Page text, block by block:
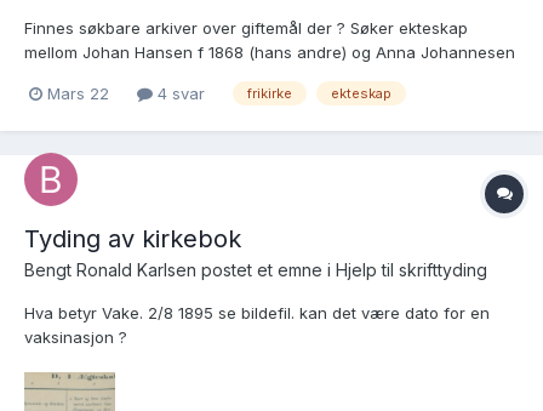
Finnes søkbare arkiver over giftemål der ? Søker ekteskap
mellom Johan Hansen f 1868 (hans andre) og Anna Johannesen
død 13.04.1903) 5 barn i dette ekteskap. Ser Johan og Anna fikk
Mars 22 4 svar frikirke ekteskap
Tyding av kirkebok
Bengt Ronald Karlsen postet et emne i Hjelp til skrifttyding
Hva betyr Vake. 2/8 1895 se bildefil. kan det være dato for en
vaksinasjon ?